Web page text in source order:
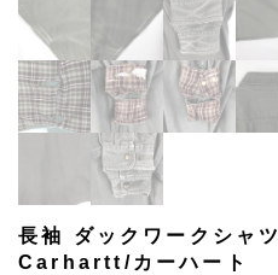
長袖 ダックワークシャツ
Carhartt/カーハート